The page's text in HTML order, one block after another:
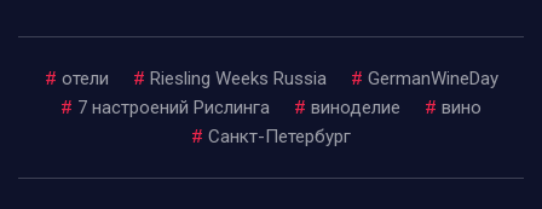
# отели # Riesling Weeks Russia # GermanWineDay
# 7 настроений Рислинга # виноделие # вино
# Санкт-Петербург